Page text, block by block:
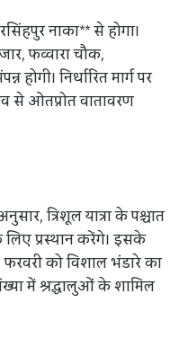
नाका** से होगा।
फव्वारा चौक,
निर्धारित मार्ग पर
से ओतप्रोत वातावरण
त्रिशूल यात्रा के पश्चात
लिए प्रस्थान करेंगे। इसके
को विशाल भंडारे का
में श्रद्धालुओं के शामिल